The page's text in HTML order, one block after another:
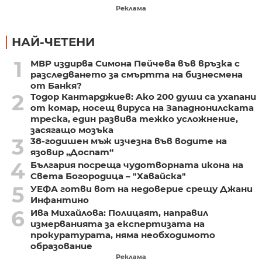
Реклама
НАЙ-ЧЕТЕНИ
1
МВР издирва Симона Пейчева във връзка с
разследването за смъртта на бизнесмена
от Банкя?
2
Тодор Кантарджиев: Ако 200 души са ухапани
от комар, носещ вируса на Западнонилската
треска, един развива тежко усложнение,
засягащо мозъка
3
38-годишен мъж изчезна във водите на
язовир „Доспат“
4 България посреща чудотворната икона на
Света Богородица – "Хавайска"
5 УЕФА готви вот на недоверие срещу Джани
Инфантино
6
Ива Михайлова: Полицаят, направил
измерванията за експертизата на
прокуратурата, няма необходимото
образование
Реклама